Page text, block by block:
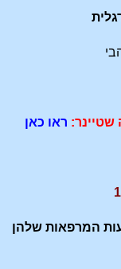
ראו כאן
המרפאות שלהן